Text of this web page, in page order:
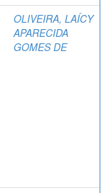
OLIVEIRA, LAÍCY
APARECIDA
GOMES DE